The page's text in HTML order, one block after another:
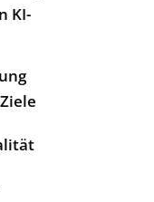
KI-